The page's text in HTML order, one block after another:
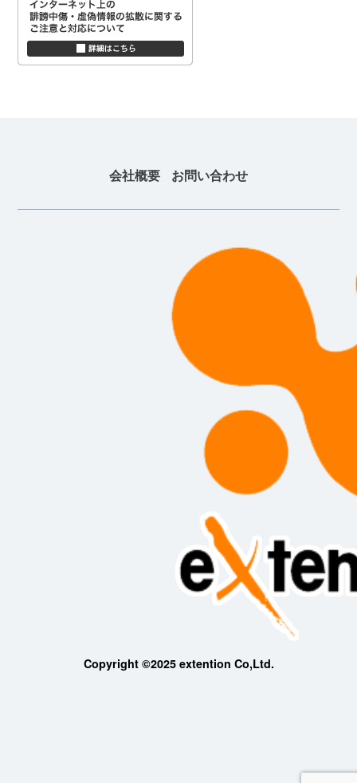
会社概要 お問い合わせ
Copyright ©2025 extention Co,Ltd.